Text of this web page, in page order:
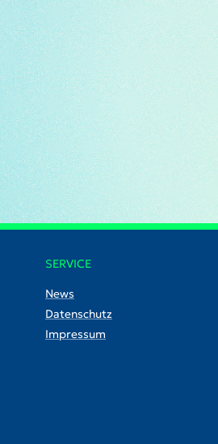
SERVICE
News
Datenschutz
Impressum